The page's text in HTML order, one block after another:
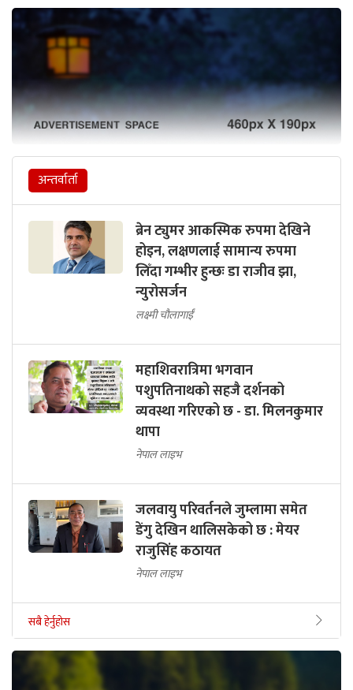
अन्तर्वार्ता
ब्रेन ट्युमर आकस्मिक रुपमा देखिने
होइन, लक्षणलाई सामान्य रुपमा
लिँदा गम्भीर हुन्छः डा राजीव झा,
न्युरोसर्जन
लक्ष्मी चौलागाईं
महाशिवरात्रिमा भगवान
पशुपतिनाथको सहजै दर्शनको
व्यवस्था गरिएको छ - डा. मिलनकुमार
थापा
नेपाल लाइभ
जलवायु परिवर्तनले जुम्लामा समेत
डेंगु देखिन थालिसकेको छ : मेयर
राजुसिंह कठायत
नेपाल लाइभ
सबै हेर्नुहोस